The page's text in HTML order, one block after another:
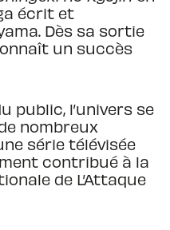
écrit et
Dès sa sortie
un succès
public, l’univers se
nombreux
série télévisée
contribué à la
de L’Attaque